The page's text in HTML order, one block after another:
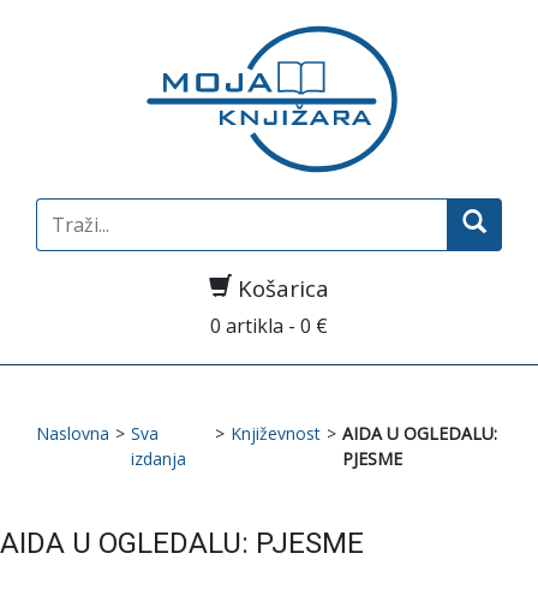
Search
for:
Košarica
0 artikla - 0 €
Naslovna > Sva
izdanja
> Književnost > AIDA U OGLEDALU:
PJESME
AIDA U OGLEDALU: PJESME